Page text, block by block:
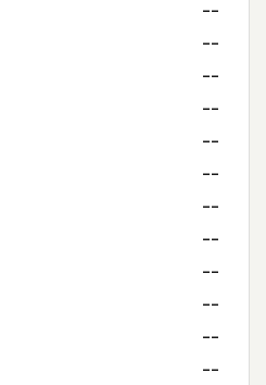
--
--
--
--
--
--
--
--
--
--
--
--